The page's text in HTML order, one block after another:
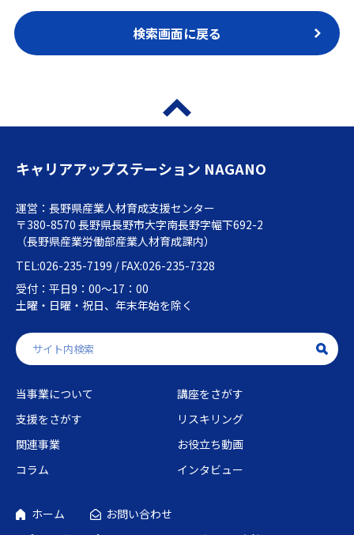
検索画面に戻る
キャリアアップステーション NAGANO
運営：長野県産業人材育成支援センター
〒380-8570 長野県長野市大字南長野字幅下692-2
（長野県産業労働部産業人材育成課内）
TEL:026-235-7199 / FAX:026-235-7328
受付：平日9：00～17：00
土曜・日曜・祝日、年末年始を除く
当事業について
講座をさがす
支援をさがす
リスキリング
関連事業
お役立ち動画
コラム
インタビュー
ホーム
お問い合わせ